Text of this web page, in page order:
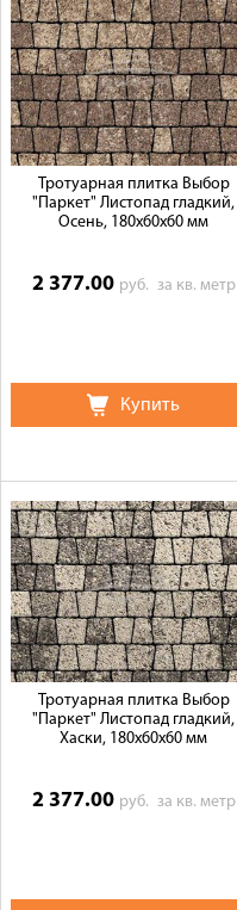
Доставка
Сотрудничество
Галерея объектов
Контакты
Тротуарная плитка Выбор
"Паркет" Листопад гладкий,
Осень, 180х60х60 мм
2 377.00 руб. за кв. метр
Купить
Тротуарная плитка Выбор
"Паркет" Листопад гладкий,
Хаски, 180х60х60 мм
2 377.00 руб. за кв. метр